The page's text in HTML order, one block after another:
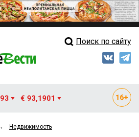
Свежий выпуск
Мнения
Поиск по сайту
€ 93,1901
Недвижимость